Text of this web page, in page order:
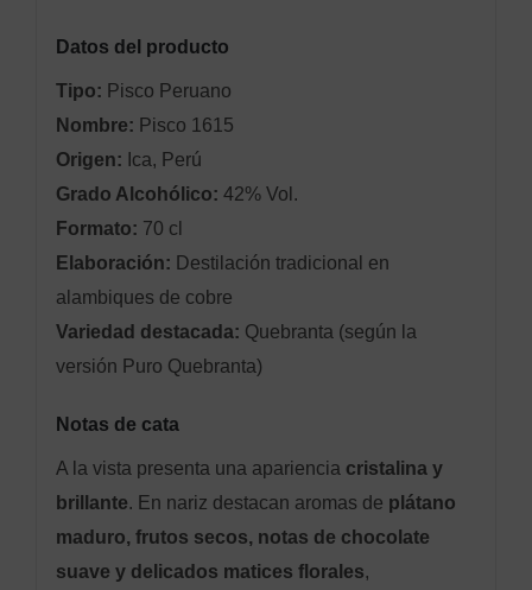
Datos del producto
Tipo: Pisco Peruano
Nombre: Pisco 1615
Origen: Ica, Perú
Grado Alcohólico: 42% Vol.
Formato: 70 cl
Elaboración: Destilación tradicional en
alambiques de cobre
Variedad destacada: Quebranta (según la
versión Puro Quebranta)
Notas de cata
A la vista presenta una apariencia cristalina y
brillante. En nariz destacan aromas de plátano
maduro, frutos secos, notas de chocolate
suave y delicados matices florales,